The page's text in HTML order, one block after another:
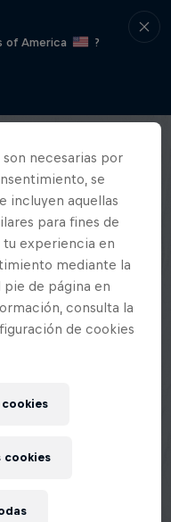
of America
?
necesarias por
se
incluyen aquellas
para fines de
experiencia en
mediante la
de página en
consulta la
de cookies
cookies